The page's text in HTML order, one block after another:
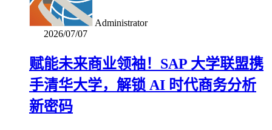
Administrator
2026/07/07
赋能未来商业领袖！SAP 大学联盟携
手清华大学，解锁 AI 时代商务分析
新密码